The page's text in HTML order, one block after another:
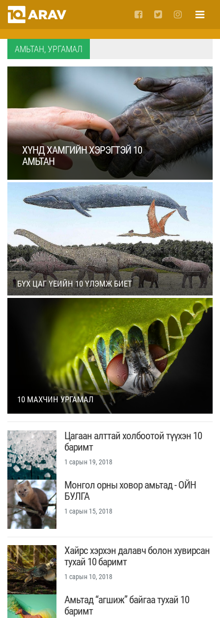
АМЬТАН, УРГАМАЛ
ХҮНД ХАМГИЙН ХЭРЭГТЭЙ 10
АМЬТАН
БҮХ ЦАГ ҮЕИЙН 10 ҮЛЭМЖ БИЕТ
10 МАХЧИН УРГАМАЛ
Цагаан алттай холбоотой түүхэн 10
баримт
1 сарын 19, 2018
Монгол орны ховор амьтад - ОЙН
БУЛГА
1 сарын 15, 2018
Хайрс хэрхэн далавч болон хувирсан
тухай 10 баримт
1 сарын 10, 2018
Амьтад “агшиж” байгаа тухай 10
баримт